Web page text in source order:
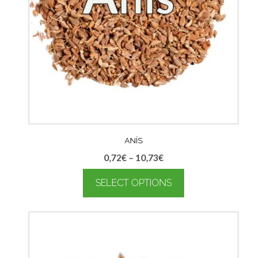
ANÍS
0,72€ – 10,73€
SELECT OPTIONS